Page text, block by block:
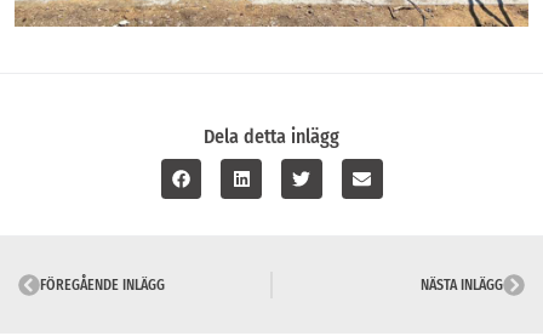
Dela detta inlägg
FÖREGÅENDE INLÄGG NÄSTA INLÄGG